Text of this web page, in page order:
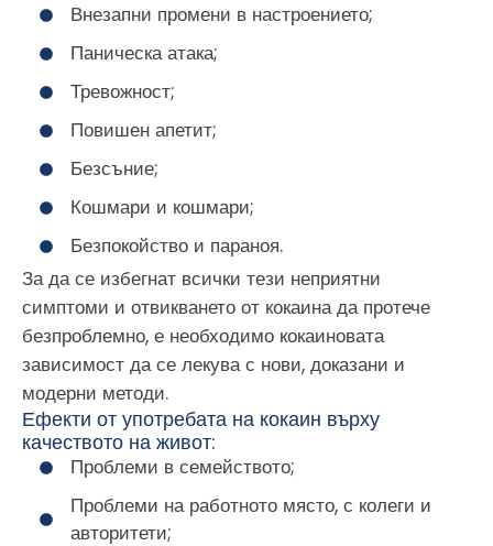
Внезапни промени в настроението;
Паническа атака;
Тревожност;
Повишен апетит;
Безсъние;
Кошмари и кошмари;
Безпокойство и параноя.
За да се избегнат всички тези неприятни
симптоми и отвикването от кокаина да протече
безпроблемно, е необходимо кокаиновата
зависимост да се лекува с нови, доказани и
модерни методи.
Ефекти от употребата на кокаин върху
качеството на живот:
Проблеми в семейството;
Проблеми на работното място, с колеги и
авторитети;